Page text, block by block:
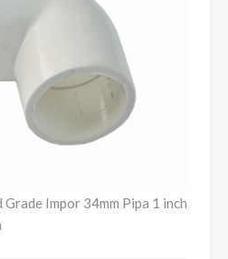
Impor 34mm Pipa 1 inch